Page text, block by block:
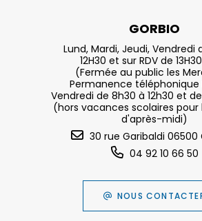
GORBIO
Lund, Mardi, Jeudi, Vendredi
12H30 et sur RDV de
(Fermée au public les
Permanence téléphonique
Vendredi de 8h30 à 12h30 et de
(hors vacances scolaires pour
d'après-midi)
30 rue Garibaldi 06500
04 92 10 66 50
NOUS